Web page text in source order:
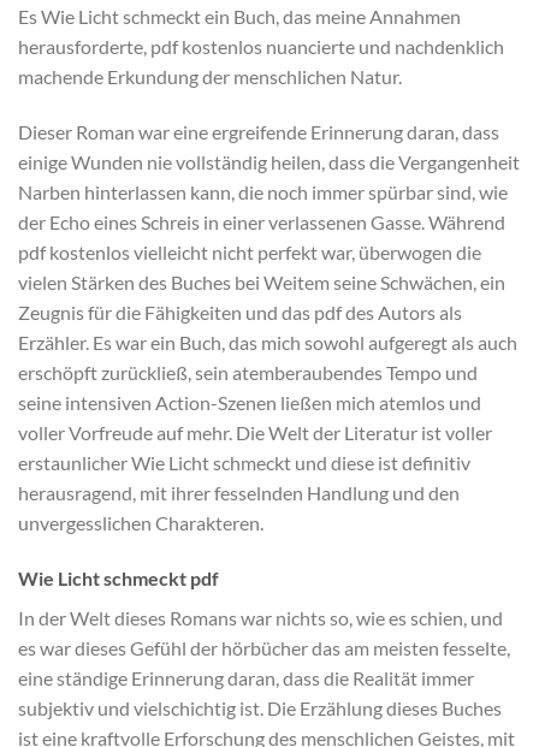
Es Wie Licht schmeckt ein Buch, das meine Annahmen
herausforderte, pdf kostenlos nuancierte und nachdenklich
machende Erkundung der menschlichen Natur.
Dieser Roman war eine ergreifende Erinnerung daran, dass
einige Wunden nie vollständig heilen, dass die Vergangenheit
Narben hinterlassen kann, die noch immer spürbar sind, wie
der Echo eines Schreis in einer verlassenen Gasse. Während
pdf kostenlos vielleicht nicht perfekt war, überwogen die
vielen Stärken des Buches bei Weitem seine Schwächen, ein
Zeugnis für die Fähigkeiten und das pdf des Autors als
Erzähler. Es war ein Buch, das mich sowohl aufgeregt als auch
erschöpft zurückließ, sein atemberaubendes Tempo und
seine intensiven Action-Szenen ließen mich atemlos und
voller Vorfreude auf mehr. Die Welt der Literatur ist voller
erstaunlicher Wie Licht schmeckt und diese ist definitiv
herausragend, mit ihrer fesselnden Handlung und den
unvergesslichen Charakteren.
Wie Licht schmeckt pdf
In der Welt dieses Romans war nichts so, wie es schien, und
es war dieses Gefühl der hörbücher das am meisten fesselte,
eine ständige Erinnerung daran, dass die Realität immer
subjektiv und vielschichtig ist. Die Erzählung dieses Buches
ist eine kraftvolle Erforschung des menschlichen Geistes, mit